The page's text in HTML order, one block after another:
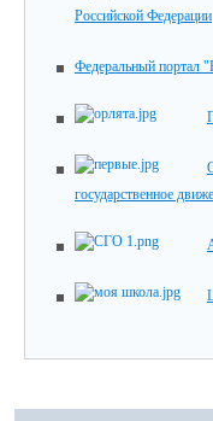
Российской Федерации
Федеральный портал
государственное